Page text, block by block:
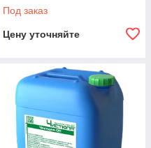
Под заказ
Цену уточняйте